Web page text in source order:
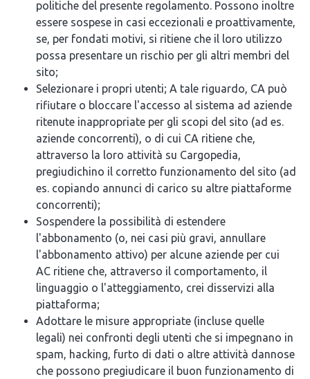
politiche del presente regolamento. Possono inoltre
essere sospese in casi eccezionali e proattivamente,
se, per fondati motivi, si ritiene che il loro utilizzo
possa presentare un rischio per gli altri membri del
sito;
Selezionare i propri utenti; A tale riguardo, CA può
rifiutare o bloccare l'accesso al sistema ad aziende
ritenute inappropriate per gli scopi del sito (ad es.
aziende concorrenti), o di cui CA ritiene che,
attraverso la loro attività su Cargopedia,
pregiudichino il corretto funzionamento del sito (ad
es. copiando annunci di carico su altre piattaforme
concorrenti);
Sospendere la possibilità di estendere
l'abbonamento (o, nei casi più gravi, annullare
l'abbonamento attivo) per alcune aziende per cui
AC ritiene che, attraverso il comportamento, il
linguaggio o l'atteggiamento, crei disservizi alla
piattaforma;
Adottare le misure appropriate (incluse quelle
legali) nei confronti degli utenti che si impegnano in
spam, hacking, furto di dati o altre attività dannose
che possono pregiudicare il buon funzionamento di